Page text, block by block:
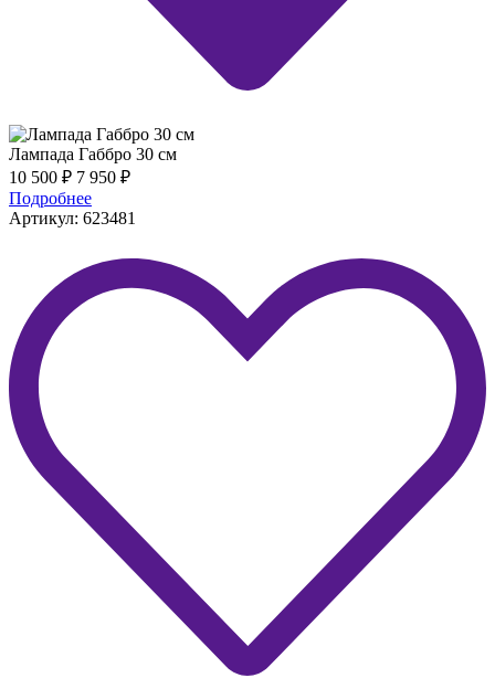
Лампада Габбро 30 см
10 500 ₽ 7 950 ₽
Подробнее
Артикул: 623481